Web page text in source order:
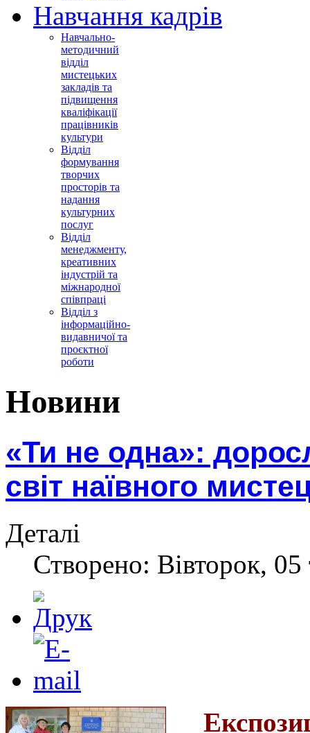
Навчання кадрів
Навчально-
методичний
відділ
мистецьких
закладів та
підвищення
кваліфікації
працівників
культури
Відділ
формування
творчих
просторів та
надання
культурних
послуг
Відділ
менеджменту,
креативних
індустрій та
міжнародної
співпраці
Відділ з
інформаційно-
видавничої та
проєктної
роботи
Новини
«Ти не одна»:
світ наївного
Деталі
Створено: Вівторок,